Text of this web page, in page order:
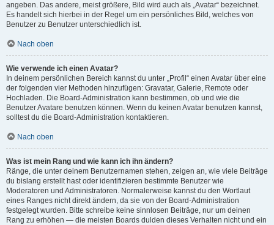
angeben. Das andere, meist größere, Bild wird auch als „Avatar“ bezeichnet.
Es handelt sich hierbei in der Regel um ein persönliches Bild, welches von
Benutzer zu Benutzer unterschiedlich ist.
Nach oben
Wie verwende ich einen Avatar?
In deinem persönlichen Bereich kannst du unter „Profil“ einen Avatar über eine
der folgenden vier Methoden hinzufügen: Gravatar, Galerie, Remote oder
Hochladen. Die Board-Administration kann bestimmen, ob und wie die
Benutzer Avatare benutzen können. Wenn du keinen Avatar benutzen kannst,
solltest du die Board-Administration kontaktieren.
Nach oben
Was ist mein Rang und wie kann ich ihn ändern?
Ränge, die unter deinem Benutzernamen stehen, zeigen an, wie viele Beiträge
du bislang erstellt hast oder identifizieren bestimmte Benutzer wie
Moderatoren und Administratoren. Normalerweise kannst du den Wortlaut
eines Ranges nicht direkt ändern, da sie von der Board-Administration
festgelegt wurden. Bitte schreibe keine sinnlosen Beiträge, nur um deinen
Rang zu erhöhen — die meisten Boards dulden dieses Verhalten nicht und ein